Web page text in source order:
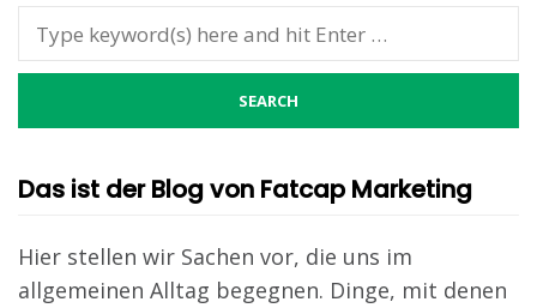
Das ist der Blog von Fatcap Marketing
Hier stellen wir Sachen vor, die uns im
allgemeinen Alltag begegnen. Dinge, mit denen